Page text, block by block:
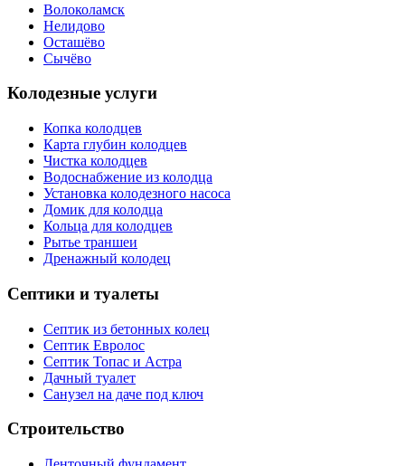
Волоколамск
Нелидово
Осташёво
Сычёво
Колодезные услуги
Копка колодцев
Карта глубин колодцев
Чистка колодцев
Водоснабжение из колодца
Установка колодезного насоса
Домик для колодца
Кольца для колодцев
Рытье траншеи
Дренажный колодец
Септики и туалеты
Септик из бетонных колец
Септик Евролос
Септик Топас и Астра
Дачный туалет
Санузел на даче под ключ
Строительство